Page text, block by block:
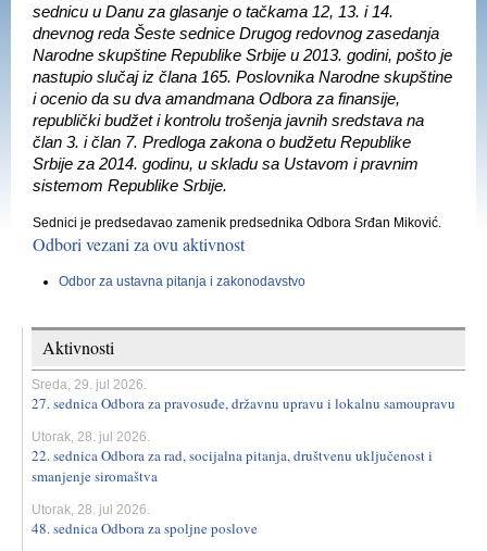
sednicu u Danu za glasanje o tačkama 12, 13. i 14.
dnevnog reda Šeste sednice Drugog redovnog zasedanja
Narodne skupštine Republike Srbije u 2013. godini, pošto je
nastupio slučaj iz člana 165. Poslovnika Narodne skupštine
i ocenio da su dva amandmana Odbora za finansije,
republički budžet i kontrolu trošenja javnih sredstava na
član 3. i član 7. Predloga zakona o budžetu Republike
Srbije za 2014. godinu, u skladu sa Ustavom i pravnim
sistemom Republike Srbije.
Sednici je predsedavao zamenik predsednika Odbora Srđan Miković.
Odbori vezani za ovu aktivnost
Odbor za ustavna pitanja i zakonodavstvo
Aktivnosti
Sreda, 29. jul 2026.
27. sednica Odbora za pravosuđe, državnu upravu i lokalnu samoupravu
Utorak, 28. jul 2026.
22. sednica Odbora za rad, socijalna pitanja, društvenu uključenost i
smanjenje siromaštva
Utorak, 28. jul 2026.
48. sednica Odbora za spoljne poslove